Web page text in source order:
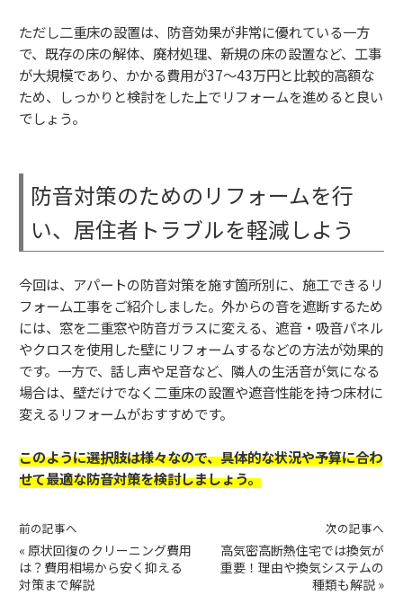
ただし二重床の設置は、防音効果が非常に優れている一方
で、既存の床の解体、廃材処理、新規の床の設置など、工事
が大規模であり、かかる費用が37～43万円と比較的高額な
ため、しっかりと検討をした上でリフォームを進めると良い
でしょう。
防音対策のためのリフォームを行
い、居住者トラブルを軽減しよう
今回は、アパートの防音対策を施す箇所別に、施工できるリ
フォーム工事をご紹介しました。外からの音を遮断するため
には、窓を二重窓や防音ガラスに変える、遮音・吸音パネル
やクロスを使用した壁にリフォームするなどの方法が効果的
です。一方で、話し声や足音など、隣人の生活音が気になる
場合は、壁だけでなく二重床の設置や遮音性能を持つ床材に
変えるリフォームがおすすめです。
このように選択肢は様々なので、具体的な状況や予算に合わ
せて最適な防音対策を検討しましょう。
前の記事へ
« 原状回復のクリーニング費用
は？費用相場から安く抑える
対策まで解説
次の記事へ
高気密高断熱住宅では換気が
重要！理由や換気システムの
種類も解説 »